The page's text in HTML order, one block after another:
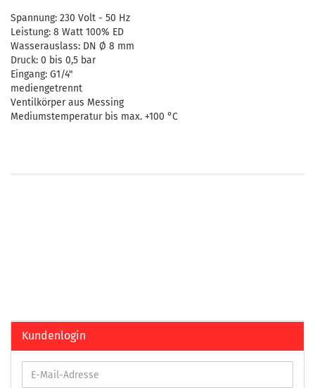
Spannung: 230 Volt - 50 Hz
Leistung: 8 Watt 100% ED
Wasserauslass: DN Ø 8 mm
Druck: 0 bis 0,5 bar
Eingang: G1/4"
mediengetrennt
Ventilkörper aus Messing
Mediumstemperatur bis max. +100 °C
Kundenlogin